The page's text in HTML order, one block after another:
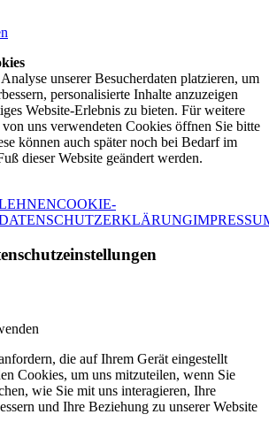
unserer Besucherdaten platzieren, um
personalisierte Inhalte anzuzeigen
Website-Erlebnis zu bieten. Für weitere
uns verwendeten Cookies öffnen Sie bitte
können auch später noch bei Bedarf im
dieser Website geändert werden.
COOKIE-
die auf Ihrem Gerät eingestellt
Cookies, um uns mitzuteilen, wenn Sie
wie Sie mit uns interagieren, Ihre
und Ihre Beziehung zu unserer Website